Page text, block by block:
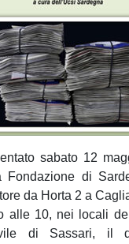
sabato 12
Fondazione di
da Horta 2 a
alle 10, nei locali
di Sassari, il